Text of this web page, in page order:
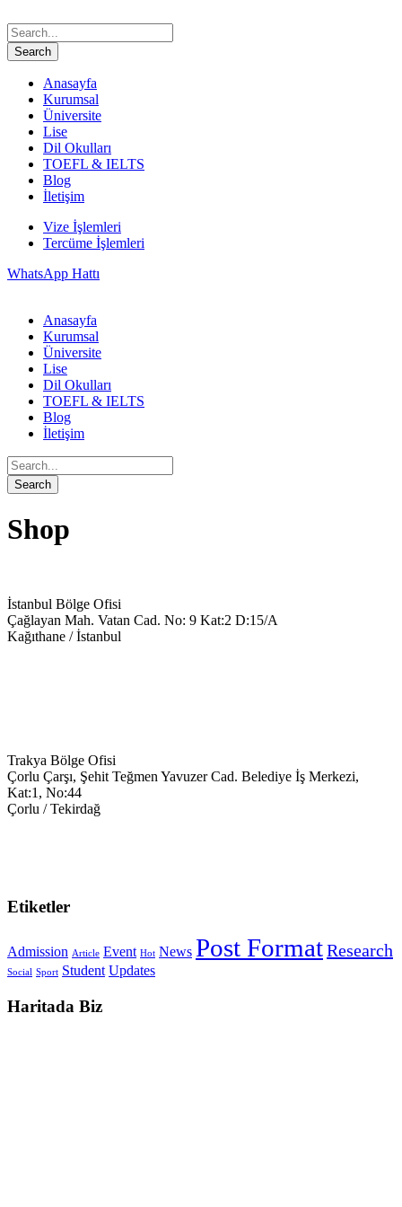
Anasayfa
Kurumsal
Üniversite
Lise
Dil Okulları
TOEFL & IELTS
Blog
İletişim
Vize İşlemleri
Tercüme İşlemleri
WhatsApp Hattı
Anasayfa
Kurumsal
Üniversite
Lise
Dil Okulları
TOEFL & IELTS
Blog
İletişim
Shop
İstanbul Bölge Ofisi
Çağlayan Mah. Vatan Cad. No: 9 Kat:2 D:15/A
Kağıthane / İstanbul
Trakya Bölge Ofisi
Çorlu Çarşı, Şehit Teğmen Yavuzer Cad. Belediye İş Merkezi,
Kat:1, No:44
Çorlu / Tekirdağ
Etiketler
Admission Article Event Hot News Post FormatResearch
Social Sport Student Updates
Haritada Biz